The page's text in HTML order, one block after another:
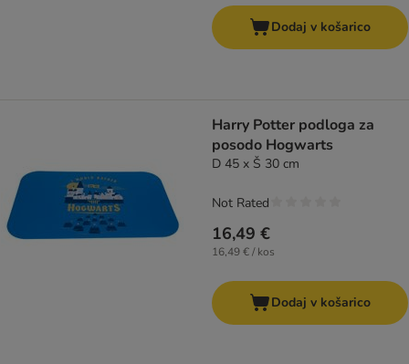
Dodaj v košarico
Harry Potter podloga za
posodo Hogwarts
D 45 x Š 30 cm
16,49 €
16,49 € / kos
Not Rated
Dodaj v košarico